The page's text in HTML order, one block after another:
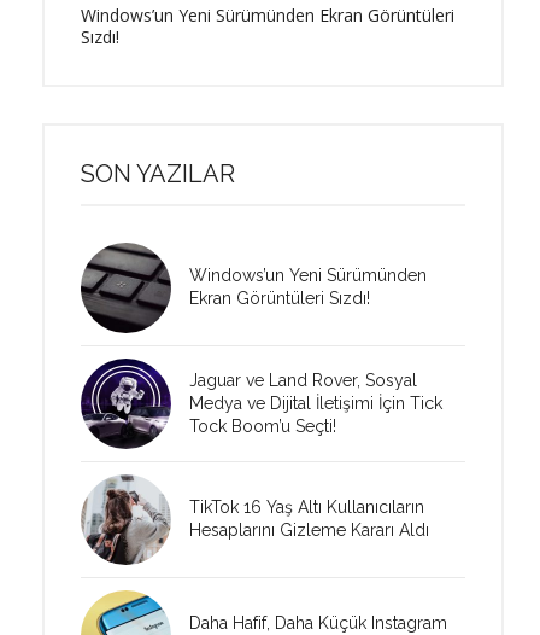
Windows’un Yeni Sürümünden Ekran Görüntüleri
Sızdı!
SON YAZILAR
Windows’un Yeni Sürümünden
Ekran Görüntüleri Sızdı!
Jaguar ve Land Rover, Sosyal
Medya ve Dijital İletişimi İçin Tick
Tock Boom’u Seçti!
TikTok 16 Yaş Altı Kullanıcıların
Hesaplarını Gizleme Kararı Aldı
Daha Hafif, Daha Küçük Instagram